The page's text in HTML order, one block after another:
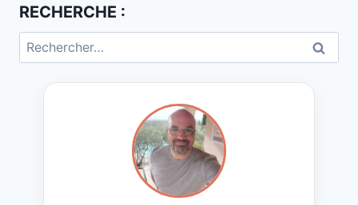
RECHERCHE :
Rechercher :